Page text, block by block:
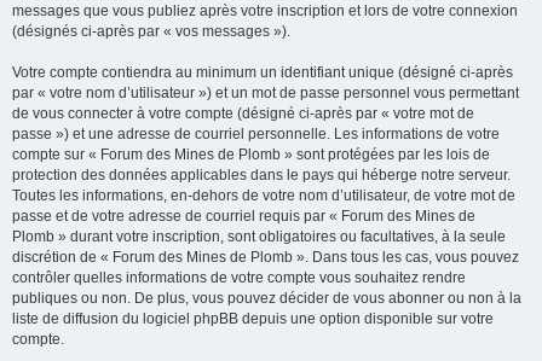
messages que vous publiez après votre inscription et lors de votre connexion
(désignés ci-après par « vos messages »).
Votre compte contiendra au minimum un identifiant unique (désigné ci-après
par « votre nom d’utilisateur ») et un mot de passe personnel vous permettant
de vous connecter à votre compte (désigné ci-après par « votre mot de
passe ») et une adresse de courriel personnelle. Les informations de votre
compte sur « Forum des Mines de Plomb » sont protégées par les lois de
protection des données applicables dans le pays qui héberge notre serveur.
Toutes les informations, en-dehors de votre nom d’utilisateur, de votre mot de
passe et de votre adresse de courriel requis par « Forum des Mines de
Plomb » durant votre inscription, sont obligatoires ou facultatives, à la seule
discrétion de « Forum des Mines de Plomb ». Dans tous les cas, vous pouvez
contrôler quelles informations de votre compte vous souhaitez rendre
publiques ou non. De plus, vous pouvez décider de vous abonner ou non à la
liste de diffusion du logiciel phpBB depuis une option disponible sur votre
compte.